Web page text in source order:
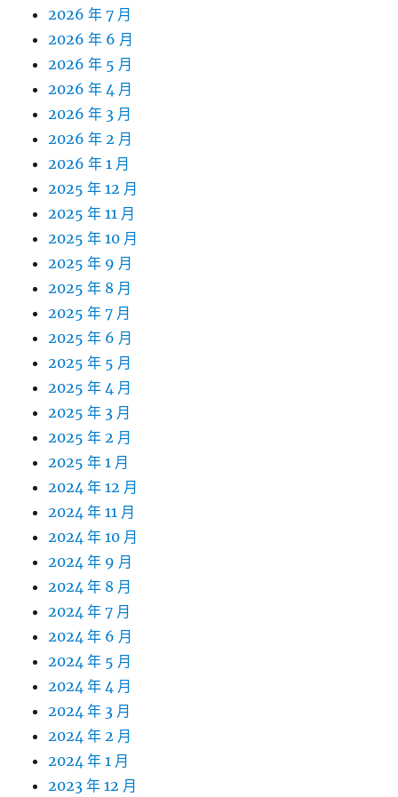
2026 年 7 月
2026 年 6 月
2026 年 5 月
2026 年 4 月
2026 年 3 月
2026 年 2 月
2026 年 1 月
2025 年 12 月
2025 年 11 月
2025 年 10 月
2025 年 9 月
2025 年 8 月
2025 年 7 月
2025 年 6 月
2025 年 5 月
2025 年 4 月
2025 年 3 月
2025 年 2 月
2025 年 1 月
2024 年 12 月
2024 年 11 月
2024 年 10 月
2024 年 9 月
2024 年 8 月
2024 年 7 月
2024 年 6 月
2024 年 5 月
2024 年 4 月
2024 年 3 月
2024 年 2 月
2024 年 1 月
2023 年 12 月